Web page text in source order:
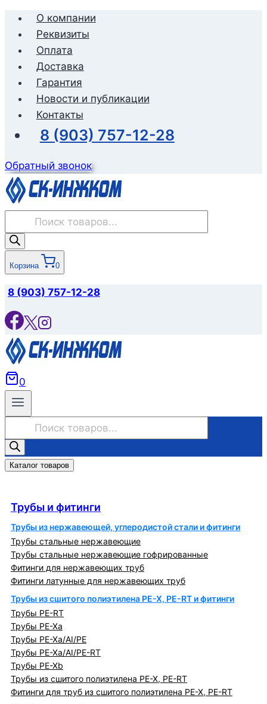
Перейти
содержимому
О компании
Реквизиты
Оплата
Доставка
Гарантия
Новости и публикации
Контакты
8 (903) 757-12-28
Обратный звонок
товаров
Корзина 0
8 (903) 757-12-28
0
товаров
Каталог товаров
Трубы и фитинги
Трубы из нержавеющей, углеродистой стали и фитинги
Трубы стальные нержавеющие
Трубы стальные нержавеющие гофрированные
Фитинги для нержавеющих труб
Фитинги латунные для нержавеющих труб
Трубы из сшитого полиэтилена PE-X, PE-RT и фитинги
Трубы PE-RT
Трубы PE-Xa
Трубы PE-Xa/AI/PE
Трубы PE-Xa/AI/PE-RT
Трубы PE-Xb
Трубы из сшитого полиэтилена PE-X, PE-RT
Фитинги для труб из сшитого полиэтилена PE-X, PE-RT